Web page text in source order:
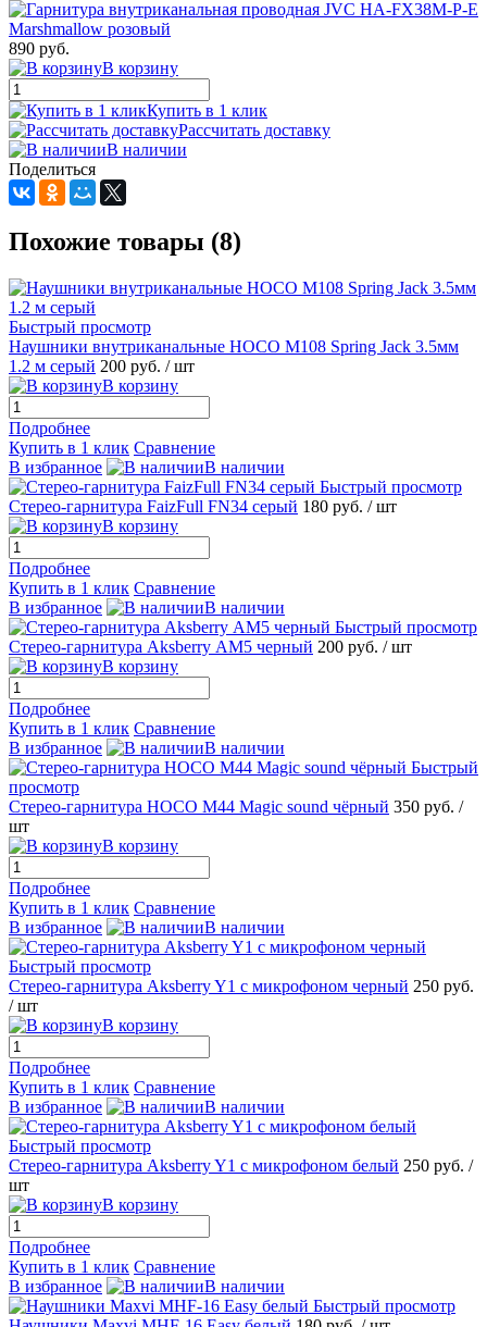
890 руб.
В корзину
Купить в 1 клик
Рассчитать доставку
В наличии
Поделиться
Похожие товары (8)
Быстрый просмотр
Наушники внутриканальные HOCO M108 Spring Jack 3.5мм
1.2 м серый 200 руб. / шт
В корзину
Подробнее
Купить в 1 клик Сравнение
В избранное
В наличии
Быстрый просмотр
Стерео-гарнитура FaizFull FN34 серый 180 руб. / шт
В корзину
Подробнее
Купить в 1 клик Сравнение
В избранное
В наличии
Быстрый просмотр
Стерео-гарнитура Aksberry АM5 черный 200 руб. / шт
В корзину
Подробнее
Купить в 1 клик Сравнение
В избранное
В наличии
Быстрый
просмотр
Стерео-гарнитура HOCO M44 Magic sound чёрный 350 руб. /
шт
В корзину
Подробнее
Купить в 1 клик Сравнение
В избранное
В наличии
Быстрый просмотр
Стерео-гарнитура Aksberry Y1 с микрофоном черный 250 руб.
/ шт
В корзину
Подробнее
Купить в 1 клик Сравнение
В избранное
В наличии
Быстрый просмотр
Стерео-гарнитура Aksberry Y1 с микрофоном белый 250 руб. /
шт
В корзину
Подробнее
Купить в 1 клик Сравнение
В избранное
В наличии
Быстрый просмотр